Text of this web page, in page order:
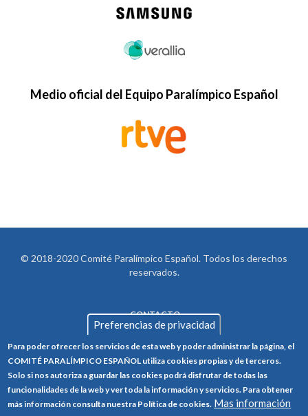
Medio oficial del Equipo Paralímpico Español
© 2018-2020 Comité Paralímpico Español. Todos los derechos
reservados.
FOOTER
CONTACTO
POLÍTICA DE PRIVACIDAD
POLÍTICA DE COOKIES
CANAL ÉTICO
Preferencias de privacidad
Para poder ofrecer los servicios de esta web y poder administrar la página, el
COMITÉ PARALÍMPICO ESPAÑOL utiliza cookies propias y de terceros.
Solo si nos autoriza a guardar las cookies podrá disfrutar de todas las
funcionalidades de la web y ver toda la información y servicios. Para obtener
más información consulta nuestra Política de cookies. Mas información